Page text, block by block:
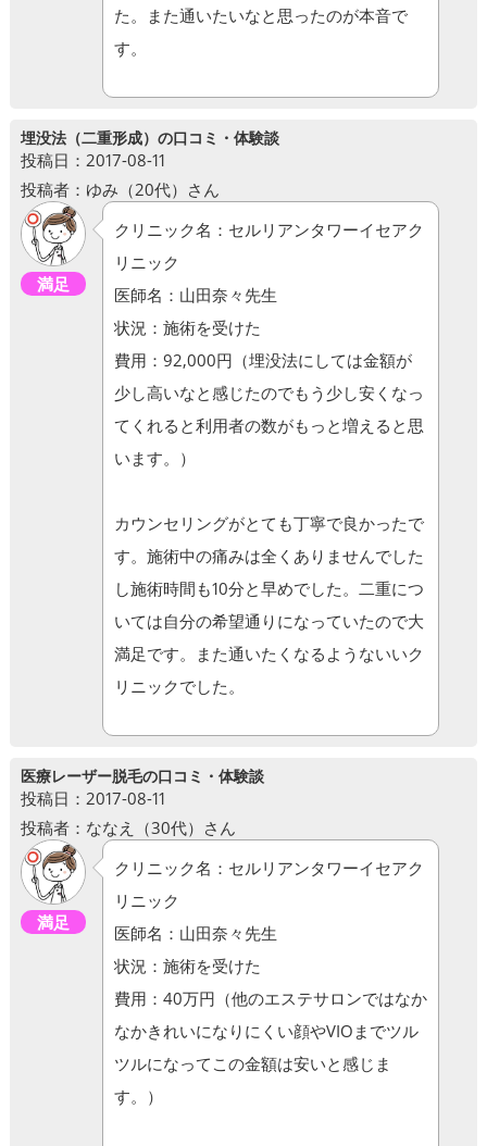
た。また通いたいなと思ったのが本音で
す。
埋没法（二重形成）の口コミ・体験談
投稿日：2017-08-11
投稿者：ゆみ（20代）さん
満足
クリニック名：セルリアンタワーイセアク
リニック
医師名：山田奈々先生
状況：施術を受けた
費用：92,000円（埋没法にしては金額が
少し高いなと感じたのでもう少し安くなっ
てくれると利用者の数がもっと増えると思
います。）
カウンセリングがとても丁寧で良かったで
す。施術中の痛みは全くありませんでした
し施術時間も10分と早めでした。二重につ
いては自分の希望通りになっていたので大
満足です。また通いたくなるようないいク
リニックでした。
医療レーザー脱毛の口コミ・体験談
投稿日：2017-08-11
投稿者：ななえ（30代）さん
満足
クリニック名：セルリアンタワーイセアク
リニック
医師名：山田奈々先生
状況：施術を受けた
費用：40万円（他のエステサロンではなか
なかきれいになりにくい顔やVIOまでツル
ツルになってこの金額は安いと感じま
す。）